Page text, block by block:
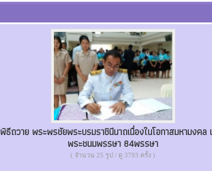
พิธีถวาย พระพรชัยพระบรมราชินีนาถเนื่องในโอกาสมหามงคล
พระชนมพรรษา 84พรรษา
( จำนวน 25 รูป / ดู 3793 ครั้ง )